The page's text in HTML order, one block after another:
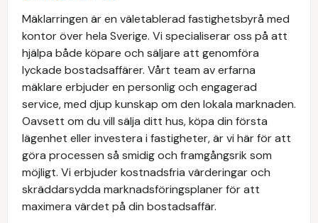
Mäklarringen är en väletablerad fastighetsbyrå med
kontor över hela Sverige. Vi specialiserar oss på att
hjälpa både köpare och säljare att genomföra
lyckade bostadsaffärer. Vårt team av erfarna
mäklare erbjuder en personlig och engagerad
service, med djup kunskap om den lokala marknaden.
Oavsett om du vill sälja ditt hus, köpa din första
lägenhet eller investera i fastigheter, är vi här för att
göra processen så smidig och framgångsrik som
möjligt. Vi erbjuder kostnadsfria värderingar och
skräddarsydda marknadsföringsplaner för att
maximera värdet på din bostadsaffär.